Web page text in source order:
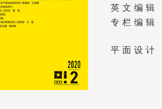
英文编辑
专栏编辑
平面设计